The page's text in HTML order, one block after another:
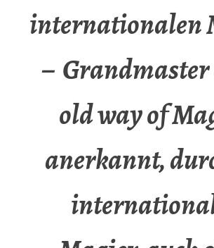
internationalen
– Grandmaster
old way of
anerkannt,